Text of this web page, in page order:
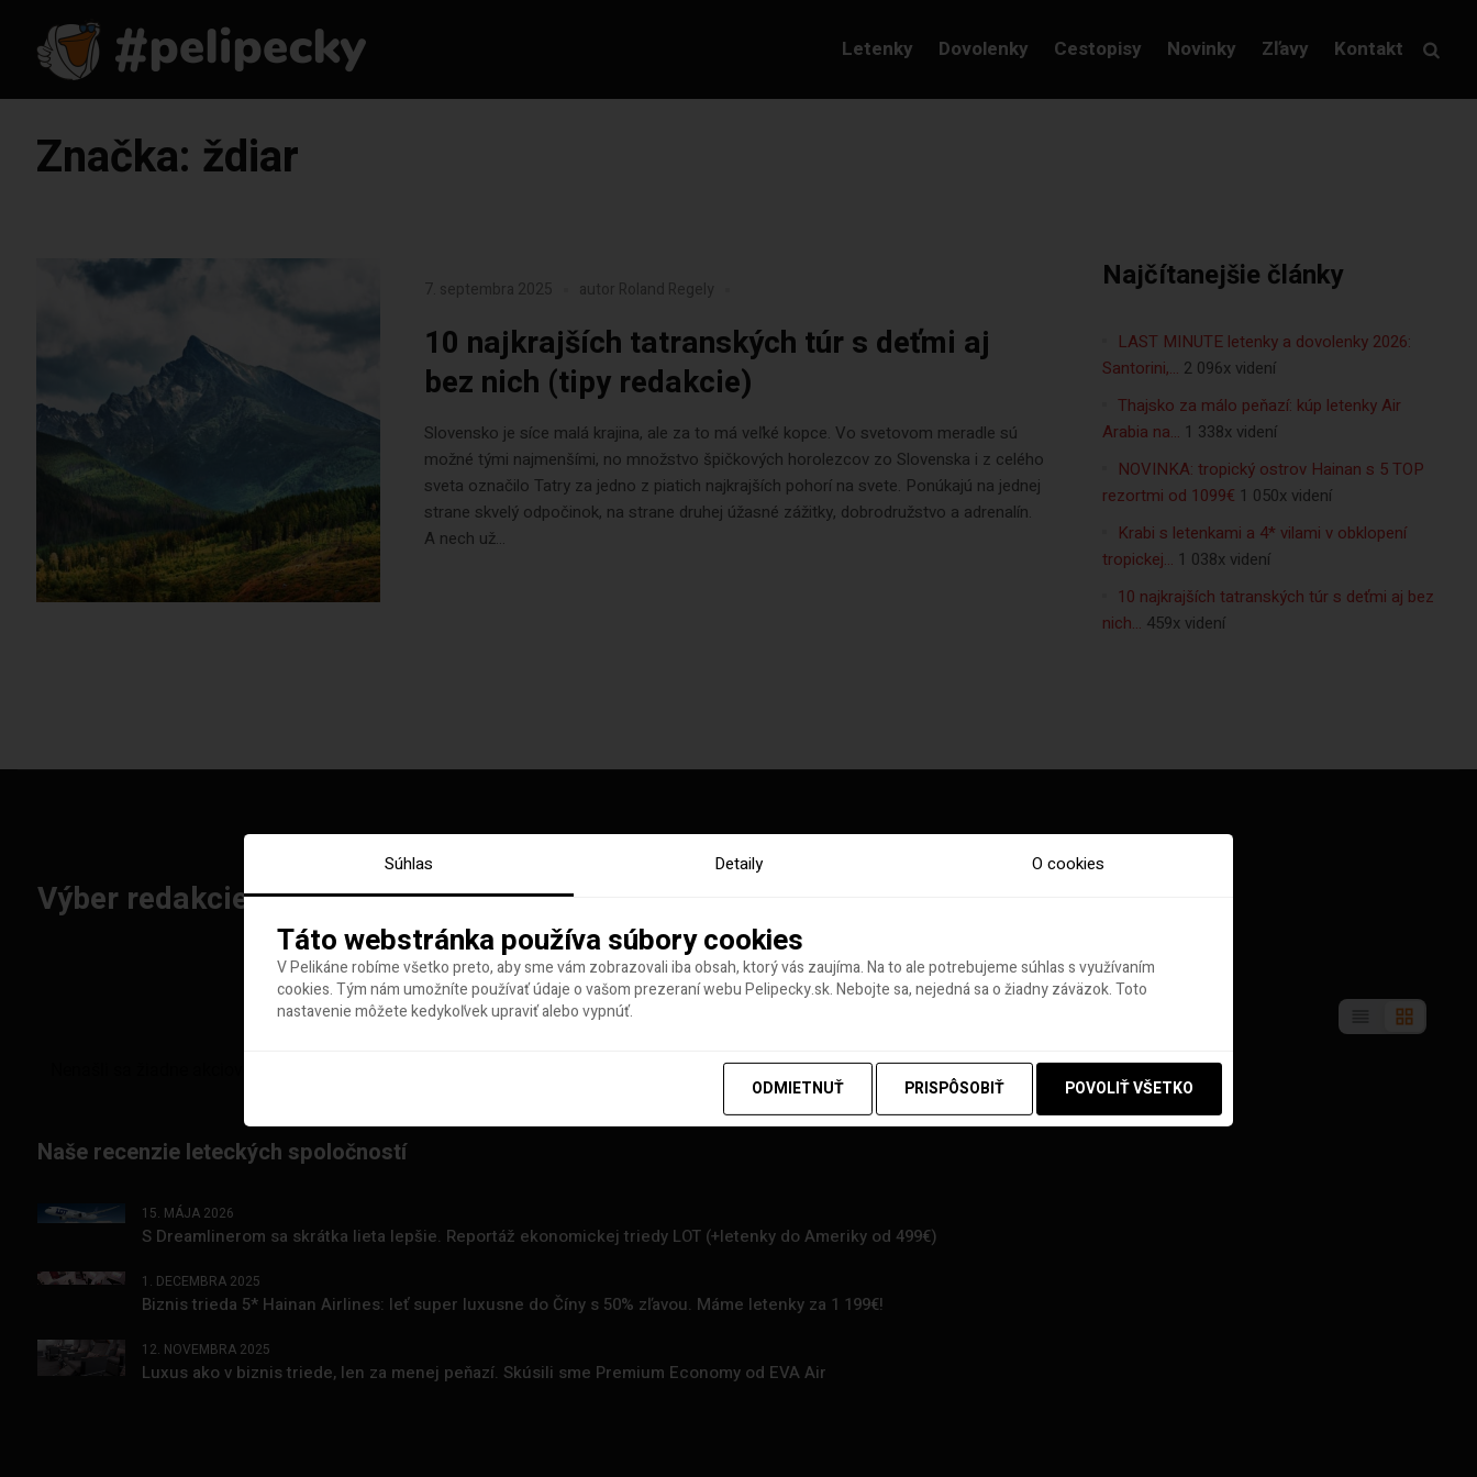
Letenky Dovolenky Cestopisy Novinky Zľavy Kontakt
Značka: ždiar
7. septembra 2025 autor Roland Regely
10 najkrajších tatranských túr s deťmi aj
bez nich (tipy redakcie)
Slovensko je síce malá krajina, ale za to má veľké kopce. Vo svetovom meradle sú
možné tými najmenšími, no množstvo špičkových horolezcov zo Slovenska i z celého
sveta označilo Tatry za jedno z piatich najkrajších pohorí na svete. Ponúkajú na jednej
strane skvelý odpočinok, na strane druhej úžasné zážitky, dobrodružstvo a adrenalín.
A nech už...
Najčítanejšie články
LAST MINUTE letenky a dovolenky 2026:
Santorini,… 2 096x videní
Thajsko za málo peňazí: kúp letenky Air
Arabia na… 1 338x videní
NOVINKA: tropický ostrov Hainan s 5 TOP
rezortmi od 1099€ 1 050x videní
Krabi s letenkami a 4* vilami v obklopení
tropickej… 1 038x videní
10 najkrajších tatranských túr s deťmi aj bez
nich… 459x videní
Výber redakcie: Najlepšie letenky tohto týždňa
Naše recenzie leteckých spoločností
15. MÁJA 2026
S Dreamlinerom sa skrátka lieta lepšie. Reportáž ekonomickej triedy LOT (+letenky do Ameriky od 499€)
1. DECEMBRA 2025
Biznis trieda 5* Hainan Airlines: leť super luxusne do Číny s 50% zľavou. Máme letenky za 1 199€!
12. NOVEMBRA 2025
Luxus ako v biznis triede, len za menej peňazí. Skúsili sme Premium Economy od EVA Air
Súhlas Detaily O cookies
Táto webstránka používa súbory cookies
V Pelikáne robíme všetko preto, aby sme vám zobrazovali iba obsah, ktorý vás zaujíma. Na to ale potrebujeme súhlas s využívaním
cookies. Tým nám umožníte používať údaje o vašom prezeraní webu Pelipecky.sk. Nebojte sa, nejedná sa o žiadny záväzok. Toto
nastavenie môžete kedykoľvek upraviť alebo vypnúť.
ODMIETNUŤ PRISPÔSOBIŤ POVOLIŤ VŠETKO